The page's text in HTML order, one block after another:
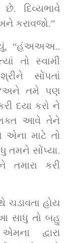
છે. દિવ્યભાવે
કરાવજો.”
“હંઅઅઅ..
તો સ્વામી
સોંપતાં
દયા કરો ને
આવે તેને
એના માટે તો
તમને સોંપ્યા.
કરી
સાધુ તો બહુ
દ્વારા